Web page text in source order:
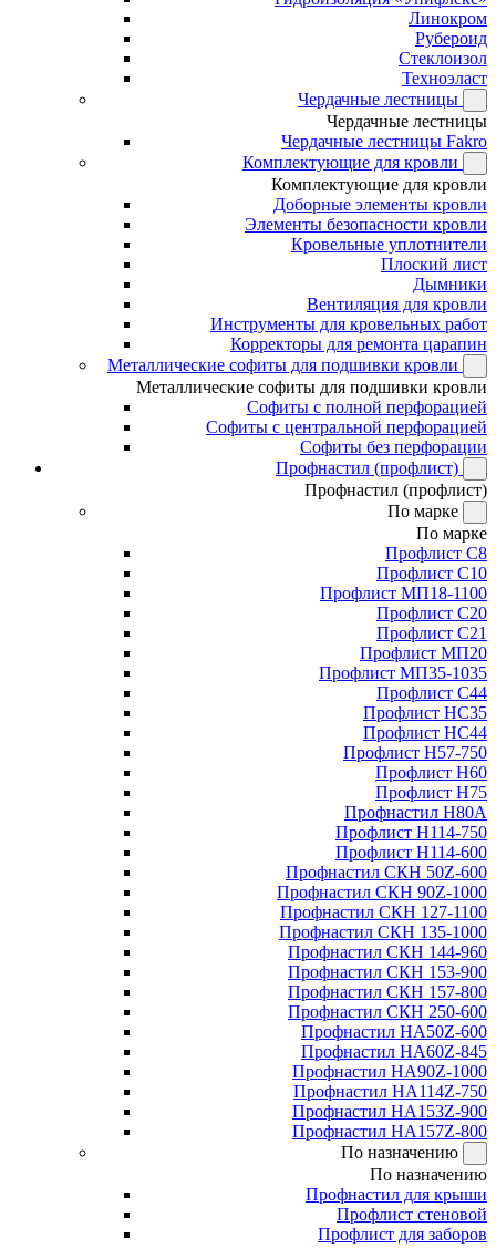
Линокром
Рубероид
Стеклоизол
Техноэласт
Чердачные лестницы
Чердачные лестницы
Чердачные лестницы Fakro
Комплектующие для кровли
Комплектующие для кровли
Доборные элементы кровли
Элементы безопасности кровли
Кровельные уплотнители
Плоский лист
Дымники
Вентиляция для кровли
Инструменты для кровельных работ
Корректоры для ремонта царапин
Металлические софиты для подшивки кровли
Металлические софиты для подшивки кровли
Софиты с полной перфорацией
Софиты с центральной перфорацией
Софиты без перфорации
Профнастил (профлист)
Профнастил (профлист)
По марке
По марке
Профлист С8
Профлист С10
Профлист МП18-1100
Профлист С20
Профлист С21
Профлист МП20
Профлист МП35-1035
Профлист С44
Профлист НС35
Профлист НС44
Профлист Н57-750
Профлист Н60
Профлист Н75
Профнастил Н80А
Профлист Н114-750
Профлист Н114-600
Профнастил СКН 50Z-600
Профнастил СКН 90Z-1000
Профнастил СКН 127-1100
Профнастил СКН 135-1000
Профнастил СКН 144-960
Профнастил СКН 153-900
Профнастил СКН 157-800
Профнастил СКН 250-600
Профнастил НА50Z-600
Профнастил НА60Z-845
Профнастил НА90Z-1000
Профнастил НА114Z-750
Профнастил НА153Z-900
Профнастил НА157Z-800
По назначению
По назначению
Профнастил для крыши
Профлист стеновой
Профлист для заборов